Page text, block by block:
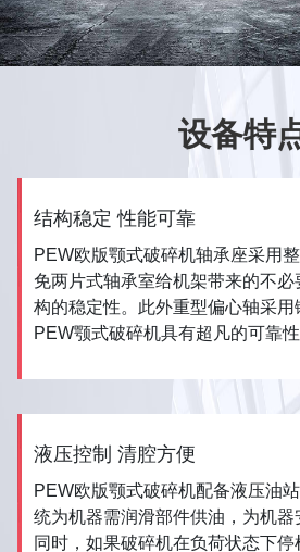
设备特
结构稳定 性能可靠
PEW欧版颚式破碎机轴承座采用
免两片式轴承室给机架带来的不
构的稳定性。此外重型偏心轴采用
PEW颚式破碎机具有超凡的可靠性
液压控制 清腔方便
PEW欧版颚式破碎机配备液压油
统为机器需润滑部件供油，为机器
同时，如果破碎机在负荷状态下